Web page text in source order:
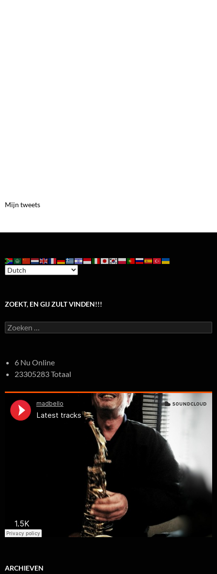
Mijn tweets
ZOEKT, EN GIJ ZULT VINDEN!!!
Zoeken
naar:
6 Nu Online
23305283 Totaal
ARCHIEVEN